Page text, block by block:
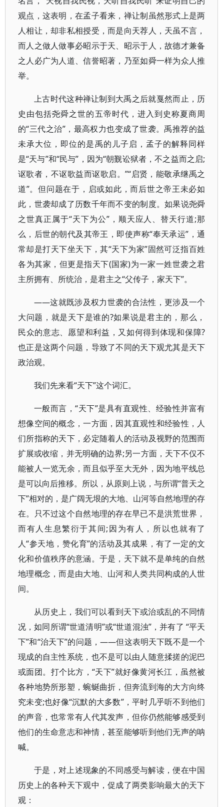
观点，这表明，在孟子看来，禅让制虽然形式上是两
人相让，却非私相授受，而是向天荐人，天虽不言，
而人之做人做事必昭示于天、昭示于人，故德才兼备
之人必广为人道、信誉昭著，乃至如舜一样为众人推
举。
上古时代这种禅让制到大禹之后就戛然而止，历
史由包括尧舜之世的五帝时代，进入到史称夏商周
的“三代之治”，最高权力也变成了世袭。禹推荐的益
未承大位，即位的是禹的儿子启，孟子的解释同样
是“天与”和“民与”，因为“朝觐讼狱者，不之益而之启;
讴歌者，不讴歌益而讴歌启。”“启贤，能敬承继禹之
道”。但问题在于，启或如此，而后世之帝王未必如
此，世袭却成了历数千年而不变的制度。如果说尧舜
之世真正属于“天下为公”，顺天应人、替天行道;那
么，后世的朝代及其帝王，即使声称“奉天承运”，通
常却是打天下坐天下，其“天下为家”固然可泛指百姓
各为其家，但更是指天下(国家)为一家一姓世袭之君
主所拥有、所统治，是君主之“父传子，家天下”。
——这就既涉及权力世袭的合法性，更涉及一个
大问题，就是天下是谁的?如果说是君主的，那么，
民众的意志、愿望和利益，又如何得到体现和保障?
也正是这两个问题，导致了不同的天下观尤其是天下
政治观。
我们先来看“天下”这个词汇。
一般而言，“天下”是具有直观性、经验性并富有
想像空间的概念，一方面，因其直观性和经验性，人
们所指称的天下，必定随着人的活动及视野的范围而
扩展或收缩，并无明确的边界;另一方面，天下不仅不
能被人一览无余，而且似乎至大无外，因为地平线总
是可以向后推移。所以，从原则上说，与所谓“普天之
下”相对的，是广阔无垠的大地、山河等自然地理的存
在。只不过这个自然地理的存在早已不是洪荒世界，
而有人生息繁衍于其间;因为有人，所以也就有了
人“参天地，赞化育”的活动及其成果，有了一定的文
化和价值秩序的意涵。于是，天下就不是单纯的自然
地理概念，而是由大地、山河和人类共同构成的人世
间。
从历史上，我们可以看到天下或治或乱的不同情
况，如同所谓“世道清明”或“世道混浊”，并有了 “平天
下”和“治天下”的问题，——但这表明天下既不是一个
现成的自主性系统，也不是可以由人随意揉搓的泥巴
或面团。打个比方，“天下”就好像黄河长江，虽然被
各种地势所形塑，蜿蜒曲折，但奔流到海的大方向终
究未变;也好像“沉默的大多数”，平时几乎听不到他们
的声音，也常常有人代其发声，但你仍然能够感受到
他们的生命意志和神情，甚至能够听到他们无声的呐
喊。
于是，对上述现象的不同感受与解读，便在中国
历史上的各种天下观中，促成了两类影响最大的天下
观：